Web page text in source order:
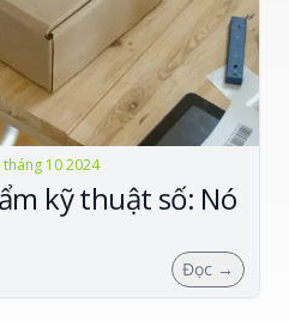
tháng 10 2024
kỹ thuật số: Nó
Đọc →